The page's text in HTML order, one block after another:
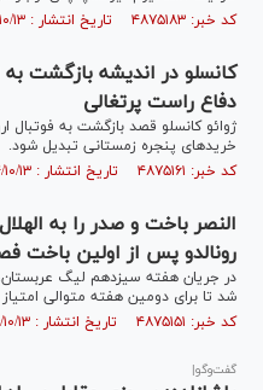
کد خبر: ۴۸۷۵۱۸۳ تاریخ انتشار : ۱۴۰۴/۱۰/۱۳
کانسلو در اندیشه بازگشت به
دفاع راست پرتغالی
ژوائو کانسلو قصد بازگشت به فوتبال
خرید‌های پنجره زمستانی تبدیل شود.
کد خبر: ۴۸۷۵۱۶۱ تاریخ انتشار : ۱۴۰۴/۱۰/۱۳
النصر باخت و صدر را به
رونالدو پس از اولین باخت
شد تا برای دومین هفته متوالی
کد خبر: ۴۸۷۵۱۵۱ تاریخ انتشار : ۱۴۰۴/۱۰/۱۳
گفت‌وگو|